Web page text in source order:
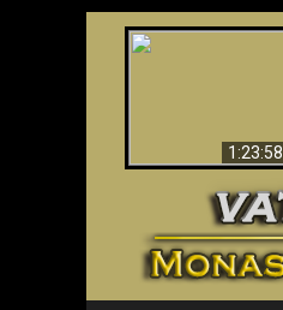
1:23:58